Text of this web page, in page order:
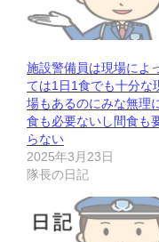
施設警備員は現場によ
ては1日1食でも十分な
場もあるのにみな無理
食も必要ないし間食も
らない
2025年3月23日
隊長の日記